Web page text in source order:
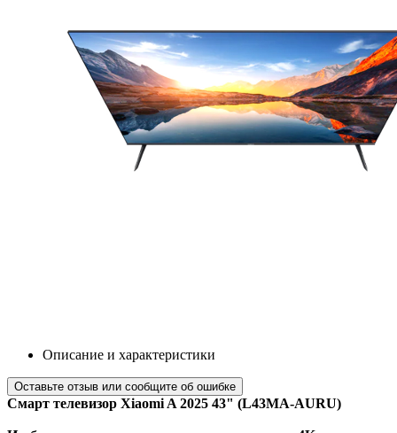
Описание и характеристики
Оставьте отзыв или сообщите об ошибке
Смарт телевизор Xiaomi A 2025 43" (L43MA-AURU)